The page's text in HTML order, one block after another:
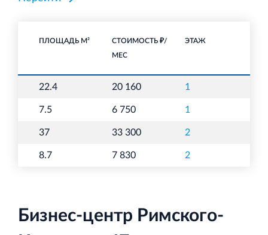
ПЛОЩАДЬ М²
СТОИМОСТЬ ₽/
МЕС
ЭТАЖ
22.4 20 160 1
7.5 6 750 1
37 33 300 2
8.7 7 830 2
Бизнес-центр Римского-